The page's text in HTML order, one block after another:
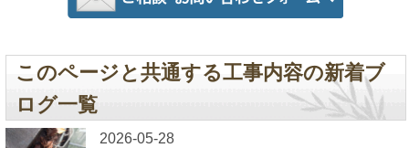
このページと共通する工事内容の新着ブ
ログ一覧
2026-05-28